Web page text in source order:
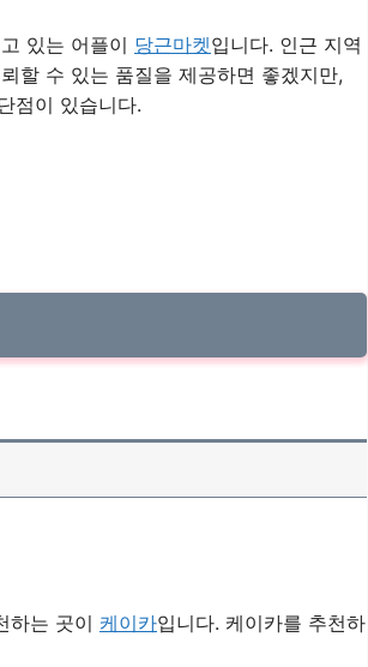
있는 어플이 당근마켓입니다. 인근 지역
할 수 있는 품질을 제공하면 좋겠지만,
점이 있습니다.
하는 곳이 케이카입니다. 케이카를 추천하